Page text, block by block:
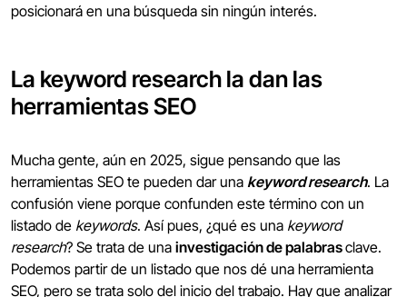
posicionará en una búsqueda sin ningún interés.
La keyword research la dan las
herramientas SEO
Mucha gente, aún en 2025, sigue pensando que las
herramientas SEO te pueden dar una keyword research. La
confusión viene porque confunden este término con un
listado de keywords. Así pues, ¿qué es una keyword
research? Se trata de una investigación de palabrasclave.
Podemos partir de un listado que nos dé una herramienta
SEO, pero se trata solo del inicio del trabajo. Hay que analizar